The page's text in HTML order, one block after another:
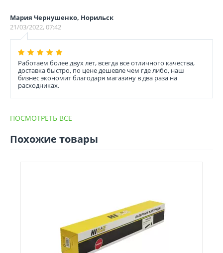
Мария Чернушенко, Норильск
21/03/2022, 07:42
Работаем более двух лет, всегда все отличного качества,
доставка быстро, по цене дешевле чем где либо, наш
бизнес экономит благодаря магазину в два раза на
расходниках.
ПОСМОТРЕТЬ ВСЕ
Похожие товары